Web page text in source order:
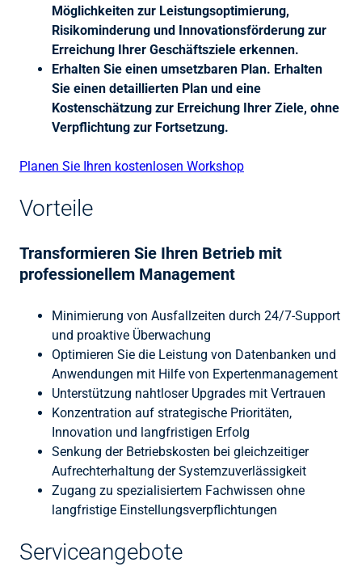
Möglichkeiten zur Leistungsoptimierung,
Risikominderung und Innovationsförderung zur
Erreichung Ihrer Geschäftsziele erkennen.
Erhalten Sie einen umsetzbaren Plan. Erhalten
Sie einen detaillierten Plan und eine
Kostenschätzung zur Erreichung Ihrer Ziele, ohne
Verpflichtung zur Fortsetzung.
Planen Sie Ihren kostenlosen Workshop
Vorteile
Transformieren Sie Ihren Betrieb mit
professionellem Management
Minimierung von Ausfallzeiten durch 24/7-Support
und proaktive Überwachung
Optimieren Sie die Leistung von Datenbanken und
Anwendungen mit Hilfe von Expertenmanagement
Unterstützung nahtloser Upgrades mit Vertrauen
Konzentration auf strategische Prioritäten,
Innovation und langfristigen Erfolg
Senkung der Betriebskosten bei gleichzeitiger
Aufrechterhaltung der Systemzuverlässigkeit
Zugang zu spezialisiertem Fachwissen ohne
langfristige Einstellungsverpflichtungen
Serviceangebote